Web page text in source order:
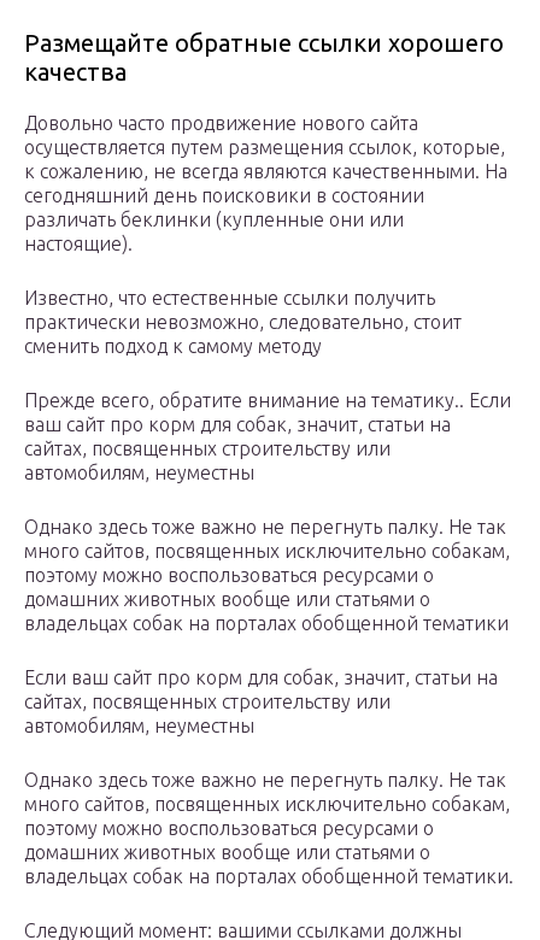
Размещайте обратные ссылки хорошего
качества
Довольно часто продвижение нового сайта
осуществляется путем размещения ссылок, которые,
к сожалению, не всегда являются качественными. На
сегодняшний день поисковики в состоянии
различать беклинки (купленные они или
настоящие).
Известно, что естественные ссылки получить
практически невозможно, следовательно, стоит
сменить подход к самому методу
Прежде всего, обратите внимание на тематику.. Если
ваш сайт про корм для собак, значит, статьи на
сайтах, посвященных строительству или
автомобилям, неуместны
Однако здесь тоже важно не перегнуть палку. Не так
много сайтов, посвященных исключительно собакам,
поэтому можно воспользоваться ресурсами о
домашних животных вообще или статьями о
владельцах собак на порталах обобщенной тематики
Если ваш сайт про корм для собак, значит, статьи на
сайтах, посвященных строительству или
автомобилям, неуместны
Однако здесь тоже важно не перегнуть палку. Не так
много сайтов, посвященных исключительно собакам,
поэтому можно воспользоваться ресурсами о
домашних животных вообще или статьями о
владельцах собак на порталах обобщенной тематики.
Следующий момент: вашими ссылками должны